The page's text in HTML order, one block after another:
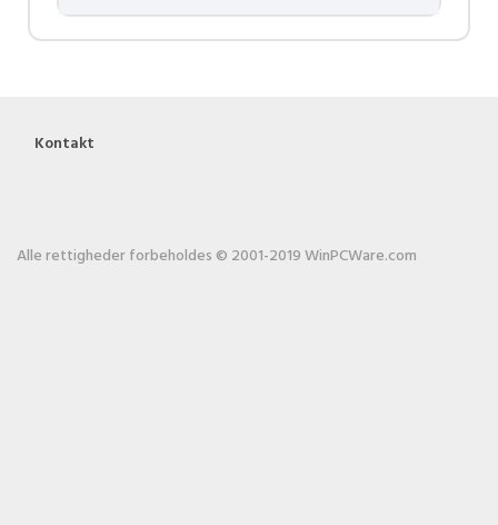
Kontakt
Alle rettigheder forbeholdes © 2001-2019 WinPCWare.com